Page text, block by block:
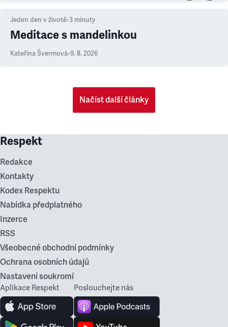
Jeden den v životě•3 minuty
Meditace s mandelinkou
Kateřina Švermová•9. 8. 2026
Načíst další články
Respekt
Redakce
Kontakty
Kodex Respektu
Nabídka předplatného
Inzerce
RSS
Všeobecné obchodní podmínky
Ochrana osobních údajů
Nastavení soukromí
Aplikace Respekt Poslouchejte nás